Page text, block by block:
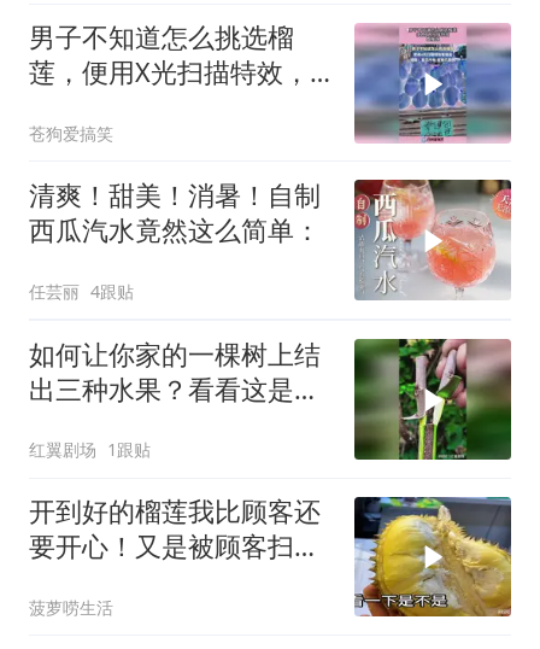
男子不知道怎么挑选榴
莲，便用X光扫描特效，
苍狗爱搞笑
清爽！甜美！消暑！自制
西瓜汽水竟然这么简单：
任芸丽 4跟贴
如何让你家的一棵树上结
出三种水果？看看这是什
红翼剧场 1跟贴
开到好的榴莲我比顾客还
要开心！又是被顾客扫货
菠萝唠生活